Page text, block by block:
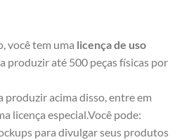
você tem uma licença de uso
produzir até 500 peças físicas por
produzir acima disso, entre em
licença especial.Você pode:
para divulgar seus produtos